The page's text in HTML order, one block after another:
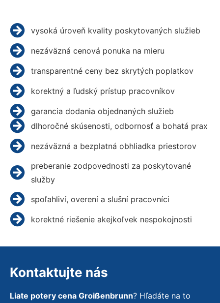
vysoká úroveň kvality poskytovaných služieb
nezáväzná cenová ponuka na mieru
transparentné ceny bez skrytých poplatkov
korektný a ľudský prístup pracovníkov
garancia dodania objednaných služieb
dlhoročné skúsenosti, odbornosť a bohatá prax
nezáväzná a bezplatná obhliadka priestorov
preberanie zodpovednosti za poskytované
služby
spoľahliví, overení a slušní pracovníci
korektné riešenie akejkoľvek nespokojnosti
Kontaktujte nás
Liate potery cena Groißenbrunn? Hľadáte na to